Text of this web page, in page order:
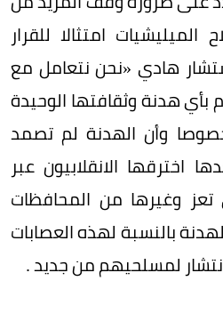
امتثالا للقرار
مستشار هادي «نحن نتعامل مع
بأي هدنة وثقافتها الوحيدة
وأن الهدنة لم تصمد
اخترقها الانقلابيون عبر
وغيرها من المحافظات
بالنسبة لهذه العصابات
لمسلحيهم من جديد .